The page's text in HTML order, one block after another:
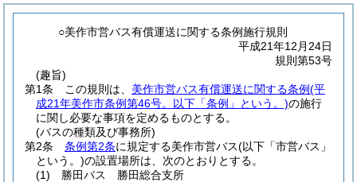
○美作市営バス有償運送に関する条例施行規則
平成21年12月24日
規則第53号
(趣旨)
第1条
この規則は、 美作市営バス有償運送に関する条例(平
成21年美作市条例第46号。以下「条例」という。)の施行
に関し必要な事項を定めるものとする。
(バスの種類及び事務所)
第2条
条例第2条に規定する美作市営バス(以下「市営バス」
という。)の設置場所は、次のとおりとする。
(1)
勝田バス 勝田総合支所